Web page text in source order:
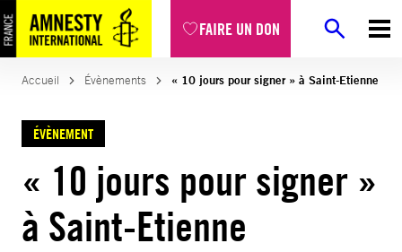
FAIRE UN DON
Accueil Évènements « 10 jours pour signer » à Saint-Etienne
ÉVÈNEMENT
« 10 jours pour signer »
à Saint-Etienne